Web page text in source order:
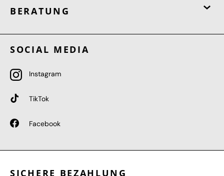
BERATUNG
SOCIAL MEDIA
Instagram
TikTok
Facebook
SICHERE BEZAHLUNG